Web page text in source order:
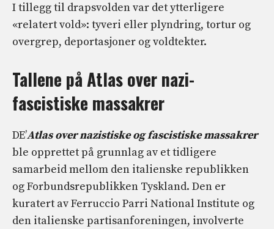
I tillegg til drapsvolden var det ytterligere
«relatert vold»: tyveri eller plyndring, tortur og
overgrep, deportasjoner og voldtekter.
Tallene på Atlas over nazi-
fascistiske massakrer
DE’Atlas over nazistiske og fascistiske massakrer
ble opprettet på grunnlag av et tidligere
samarbeid mellom den italienske republikken
og Forbundsrepublikken Tyskland. Den er
kuratert av Ferruccio Parri National Institute og
den italienske partisanforeningen, involverte